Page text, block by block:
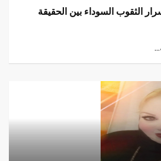
الثقوب السوداء بين الحقيقة